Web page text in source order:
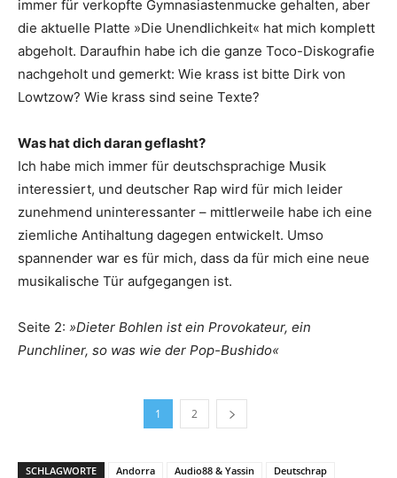
immer für verkopfte Gymnasiastenmucke gehalten, aber
die aktuelle Platte »Die Unendlichkeit« hat mich komplett
abgeholt. Daraufhin habe ich die ganze Toco-Diskografie
nachgeholt und gemerkt: Wie krass ist bitte Dirk von
Lowtzow? Wie krass sind seine Texte?
Was hat dich daran geflasht?
Ich habe mich immer für deutschsprachige Musik
interessiert, und deutscher Rap wird für mich leider
zunehmend uninteressanter – mittlerweile habe ich eine
ziemliche Antihaltung dagegen entwickelt. Umso
spannender war es für mich, dass da für mich eine neue
musikalische Tür aufgegangen ist.
Seite 2: »Dieter Bohlen ist ein Provokateur, ein
Punchliner, so was wie der Pop-Bushido«
1 2
SCHLAGWORTE Andorra Audio88 & Yassin
Deutschrap